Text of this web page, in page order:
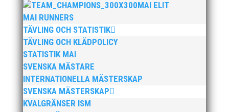
MAI ELIT
MAI RUNNERS
TÄVLING OCH STATISTIK
TÄVLING OCH KLÄDPOLICY
STATISTIK MAI
SVENSKA MÄSTARE
INTERNATIONELLA MÄSTERSKAP
SVENSKA MÄSTERSKAP
KVALGRÄNSER ISM
Bilder från Stafett-SM 2026. Foto: Thomas
Leandersson Fler bilder från MAI:s Årsmöte 2026